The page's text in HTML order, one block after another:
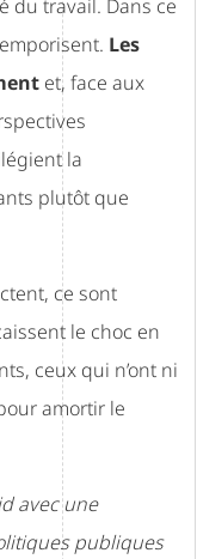
du travail. Dans ce
Les
et, face aux
la
plutôt que
ce sont
le choc en
ceux qui n’ont ni
amortir le
avec une
publiques